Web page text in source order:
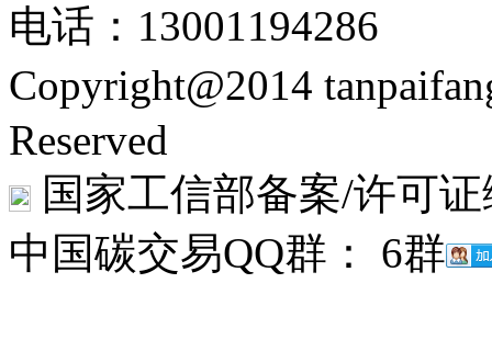
电话：13001194286
Copyright@2014
Reserved
国家工信部备案/许可
中国碳交易QQ群： 6群